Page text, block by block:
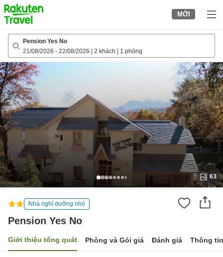
to
top
page
MỚI
Pension Yes No
21/08/2026 - 22/08/2026 2 khách 1 phòng
63
Nhà nghỉ dưỡng nhỏ
Pension Yes No
Giới thiệu tổng quát Phòng và Gói giá Đánh giá Thông